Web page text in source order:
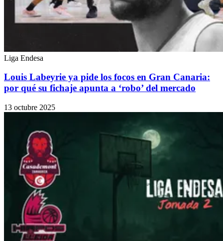
Liga Endesa
Louis Labeyrie ya pide los focos en Gran Canaria:
por qué su fichaje apunta a ‘robo’ del mercado
13 octubre 2025